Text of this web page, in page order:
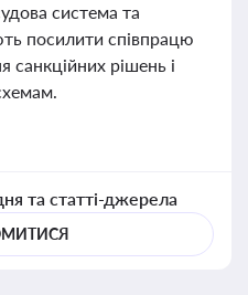
система та
посилити співпрацю
санкційних рішень і
та статті-джерела